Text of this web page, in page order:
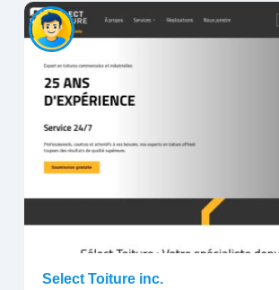
Select Toiture inc.